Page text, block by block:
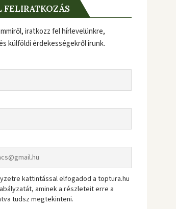
FELIRATKOZÁS
iratkozz fel hírlevelünkre,
külföldi érdekességekről írunk.
kattintással elfogadod a toptura.hu
aminek a részleteit erre a
tudsz megtekinteni.